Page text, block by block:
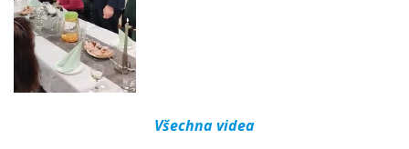
Všechna videa